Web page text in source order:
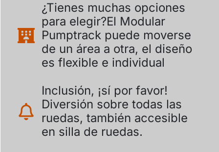
¿Tienes muchas opciones
para elegir?El Modular
Pumptrack puede moverse
de un área a otra, el diseño
es flexible e individual
Inclusión, ¡sí por favor!
Diversión sobre todas las
ruedas, también accesible
en silla de ruedas.